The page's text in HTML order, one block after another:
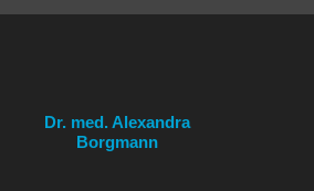
Dr. med. Alexandra
Borgmann